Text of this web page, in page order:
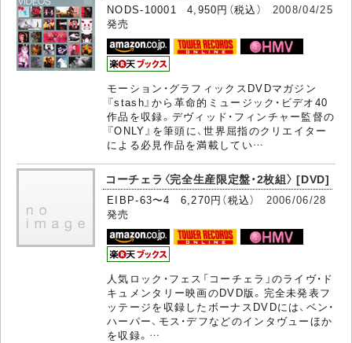
NODS-10001 4,950円（税込） 2008/04/25
発売
モーション・グラフィックスDVDマガジン
『stash』から革命的ミュージック・ビデオ40
作品を収録。デヴィッド・フィンチャー監督の
『ONLY』を筆頭に、世界屈指のクリエイター
による必見作品を満載してい…
コーチェラ〈完全生産限定盤・2枚組〉 [DVD]
EIBP-63〜4 6,270円（税込） 2006/06/28
発売
人気ロック・フェス「コーチェラ」のライヴ・ド
キュメンタリー映画のDVD版。完全未発表フ
ッテージを収録したボーナスDVDには、ベン・
ハーパー、モス・デフなどのインタヴューほか
を収録。…